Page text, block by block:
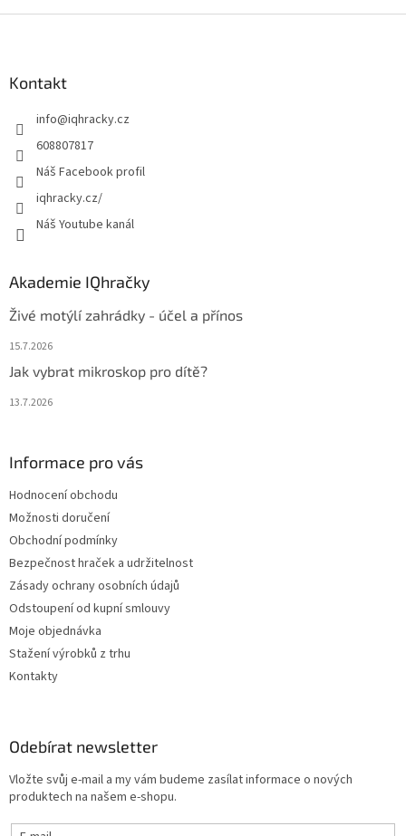
Kontakt
info@iqhracky.cz
608807817
Náš Facebook profil
iqhracky.cz/
Náš Youtube kanál
Akademie IQhračky
Živé motýlí zahrádky - účel a přínos
15.7.2026
Jak vybrat mikroskop pro dítě?
13.7.2026
Informace pro vás
Hodnocení obchodu
Možnosti doručení
Obchodní podmínky
Bezpečnost hraček a udržitelnost
Zásady ochrany osobních údajů
Odstoupení od kupní smlouvy
Moje objednávka
Stažení výrobků z trhu
Kontakty
Odebírat newsletter
Vložte svůj e-mail a my vám budeme zasílat informace o nových
produktech na našem e-shopu.